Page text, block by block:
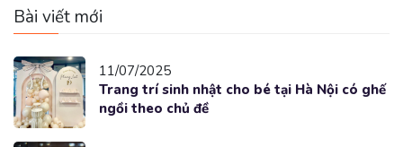
Bài viết mới
11/07/2025
Trang trí sinh nhật cho bé tại Hà Nội có ghế
ngồi theo chủ đề